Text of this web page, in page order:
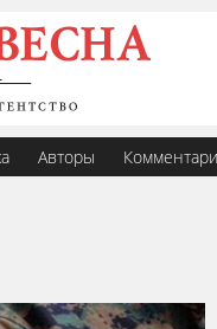
Авторы